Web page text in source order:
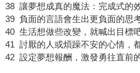
38 讓夢想成真的魔法：完成式的
39 負面的言語會生出更負面的思
40 生活想做些改變，就喊出目標
41 討厭的人或煩躁不安的心情，
42 設定夢想報酬，激發勇往直前